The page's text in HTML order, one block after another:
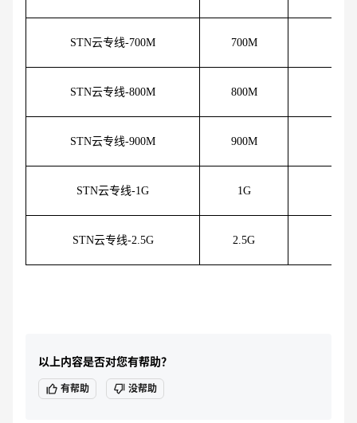
STN云专线-700M 700M
STN云专线-800M 800M
STN云专线-900M 900M
STN云专线-1G 1G
STN云专线-2.5G 2.5G
以上内容是否对您有帮助？
有帮助 没帮助